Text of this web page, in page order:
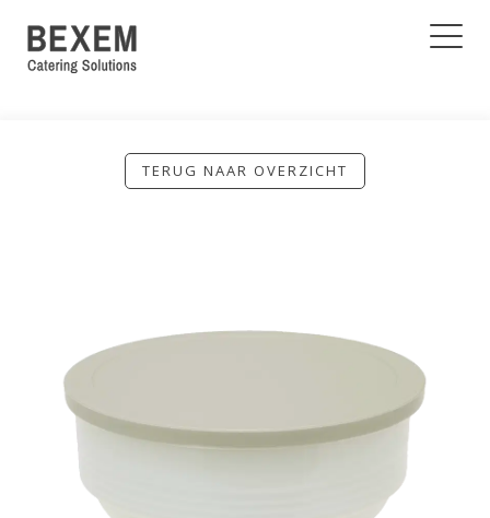
TERUG NAAR OVERZICHT